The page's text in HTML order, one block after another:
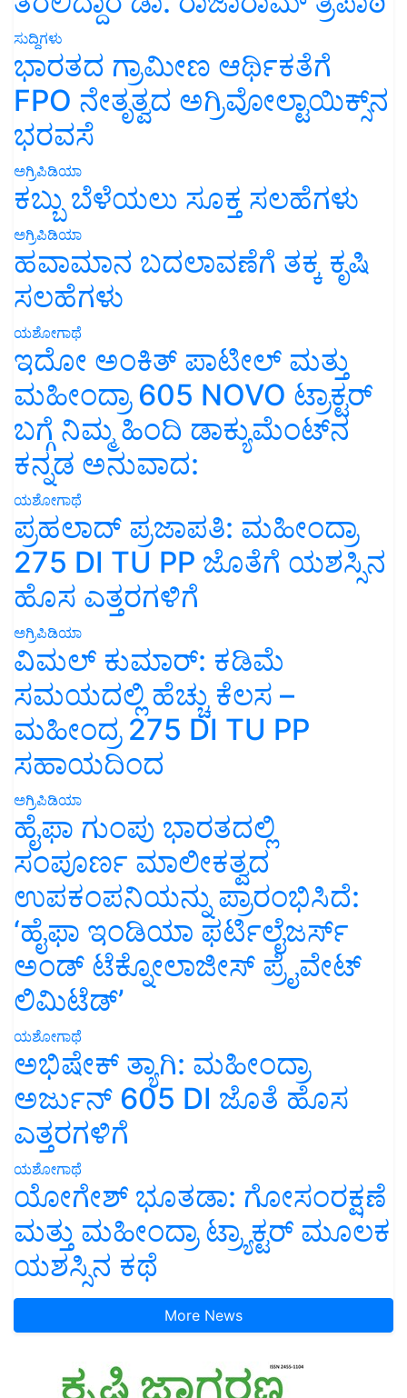
ಸುದ್ದಿಗಳು
ಭಾರತದ ಗ್ರಾಮೀಣ ಆರ್ಥಿಕತೆಗೆ
FPO ನೇತೃತ್ವದ ಅಗ್ರಿವೋಲ್ಟಾಯಿಕ್ಸ್‌ನ
ಭರವಸೆ
ಅಗ್ರಿಪಿಡಿಯಾ
ಕಬ್ಬು ಬೆಳೆಯಲು ಸೂಕ್ತ ಸಲಹೆಗಳು
ಅಗ್ರಿಪಿಡಿಯಾ
ಹವಾಮಾನ ಬದಲಾವಣೆಗೆ ತಕ್ಕ ಕೃಷಿ
ಸಲಹೆಗಳು
ಯಶೋಗಾಥೆ
ಇದೋ ಅಂಕಿತ್ ಪಾಟೀಲ್ ಮತ್ತು
ಮಹೀಂದ್ರಾ 605 NOVO ಟ್ರಾಕ್ಟರ್
ಬಗ್ಗೆ ನಿಮ್ಮ ಹಿಂದಿ ಡಾಕ್ಯುಮೆಂಟ್‌ನ
ಕನ್ನಡ ಅನುವಾದ:
ಯಶೋಗಾಥೆ
ಪ್ರಹಲಾದ್ ಪ್ರಜಾಪತಿ: ಮಹೀಂದ್ರಾ
275 DI TU PP ಜೊತೆಗೆ ಯಶಸ್ಸಿನ
ಹೊಸ ಎತ್ತರಗಳಿಗೆ
ಅಗ್ರಿಪಿಡಿಯಾ
ವಿಮಲ್ ಕುಮಾರ್: ಕಡಿಮೆ
ಸಮಯದಲ್ಲಿ ಹೆಚ್ಚು ಕೆಲಸ –
ಮಹೀಂದ್ರ 275 DI TU PP
ಸಹಾಯದಿಂದ
ಅಗ್ರಿಪಿಡಿಯಾ
ಹೈಫಾ ಗುಂಪು ಭಾರತದಲ್ಲಿ
ಸಂಪೂರ್ಣ ಮಾಲೀಕತ್ವದ
ಉಪಕಂಪನಿಯನ್ನು ಪ್ರಾರಂಭಿಸಿದೆ:
‘ಹೈಫಾ ಇಂಡಿಯಾ ಫರ್ಟಿಲೈಜರ್ಸ್
ಅಂಡ್ ಟೆಕ್ನೋಲಾಜೀಸ್ ಪ್ರೈವೇಟ್
ಲಿಮಿಟೆಡ್’
ಯಶೋಗಾಥೆ
ಅಭಿಷೇಕ್ ತ್ಯಾಗಿ: ಮಹೀಂದ್ರಾ
ಅರ್ಜುನ್ 605 DI ಜೊತೆ ಹೊಸ
ಎತ್ತರಗಳಿಗೆ
ಯಶೋಗಾಥೆ
ಯೋಗೇಶ್ ಭೂತಡಾ: ಗೋಸಂರಕ್ಷಣೆ
ಮತ್ತು ಮಹೀಂದ್ರಾ ಟ್ರ್ಯಾಕ್ಟರ್ ಮೂಲಕ
ಯಶಸ್ಸಿನ ಕಥೆ
More News